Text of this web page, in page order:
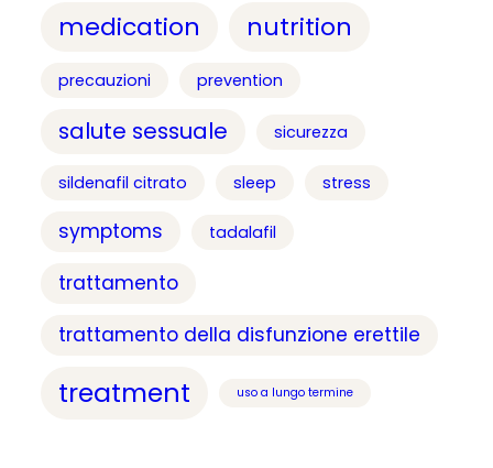
medication nutrition
precauzioni prevention
salute sessuale sicurezza
sildenafil citrato sleep stress
symptoms tadalafil
trattamento
trattamento della disfunzione erettile
treatment uso a lungo termine